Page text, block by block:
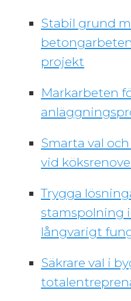
Stabil grund
projekt
Markarbeten
Smarta val
vid
Trygga
stamspolning
långvarigt
Säkrare val i